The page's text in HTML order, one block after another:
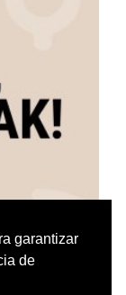
garantizar
de